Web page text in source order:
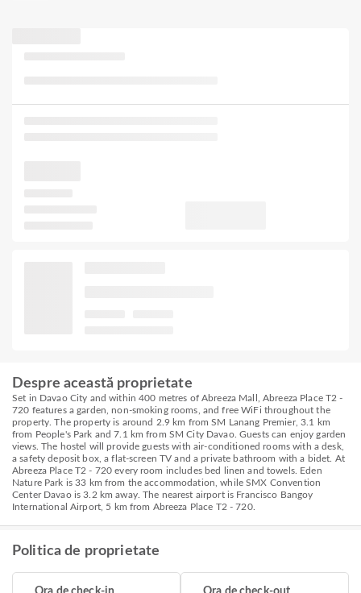
Despre această proprietate
Set in Davao City and within 400 metres of Abreeza Mall, Abreeza Place T2 -
720 features a garden, non-smoking rooms, and free WiFi throughout the
property. The property is around 2.9 km from SM Lanang Premier, 3.1 km
from People's Park and 7.1 km from SM City Davao. Guests can enjoy garden
views. The hostel will provide guests with air-conditioned rooms with a desk,
a safety deposit box, a flat-screen TV and a private bathroom with a bidet. At
Abreeza Place T2 - 720 every room includes bed linen and towels. Eden
Nature Park is 33 km from the accommodation, while SMX Convention
Center Davao is 3.2 km away. The nearest airport is Francisco Bangoy
International Airport, 5 km from Abreeza Place T2 - 720.
Politica de proprietate